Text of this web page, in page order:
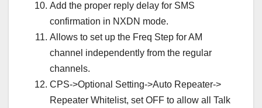
Add the proper reply delay for SMS
confirmation in NXDN mode.
Allows to set up the Freq Step for AM
channel independently from the regular
channels.
CPS->Optional Setting->Auto Repeater->
Repeater Whitelist, set OFF to allow all Talk